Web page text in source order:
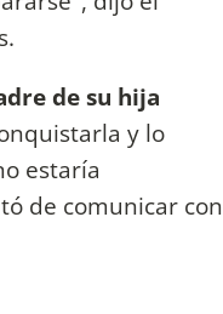
de su hija
y lo
estaría
de comunicar con